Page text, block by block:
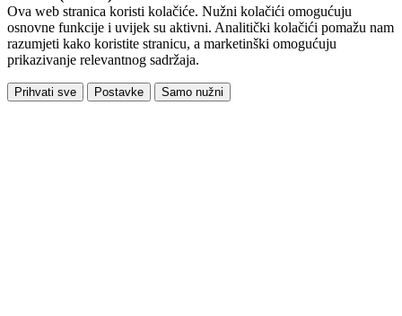
Ova web stranica koristi kolačiće. Nužni kolačići omogućuju
osnovne funkcije i uvijek su aktivni. Analitički kolačići pomažu nam
razumjeti kako koristite stranicu, a marketinški omogućuju
prikazivanje relevantnog sadržaja.
Prihvati sve Postavke Samo nužni